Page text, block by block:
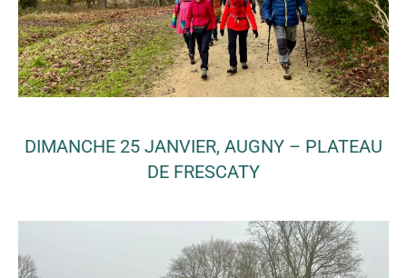
DIMANCHE 25 JANVIER, AUGNY – PLATEAU
DE FRESCATY